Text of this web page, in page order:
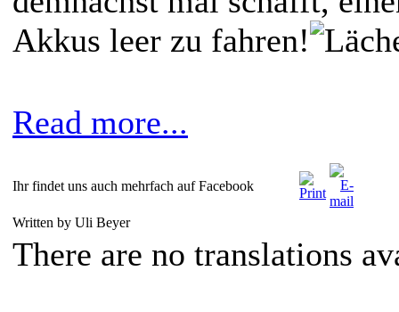
Akkus leer zu fahren!
Read more...
Ihr findet uns auch mehrfach auf Facebook
Written by Uli Beyer
There are no translations